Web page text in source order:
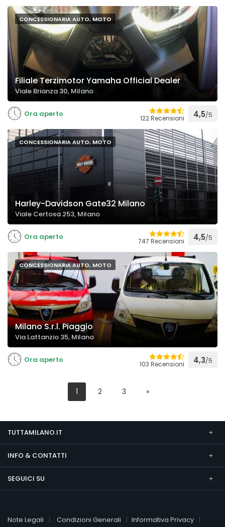
CONCESSIONARIA AUTO, MOTO
Filiale Terzimotor Yamaha Official Dealer
Viale Brianza 30, Milano
Ora aperto 122 Recensioni 4,5/5
CONCESSIONARIA AUTO, MOTO
Harley-Davidson Gate32 Milano
Viale Certosa 253, Milano
Ora aperto 747 Recensioni 4,5/5
CONCESSIONARIA AUTO, MOTO
Milano S.r.l. Piaggio
Via Lattanzio 35, Milano
Ora aperto 103 Recensioni 4,3/5
1 2 3 »
TUTTAMILANO.IT
INFO & CONTATTI
SEGUICI SU
Note Legali Condizioni Generali
Informativa Privacy